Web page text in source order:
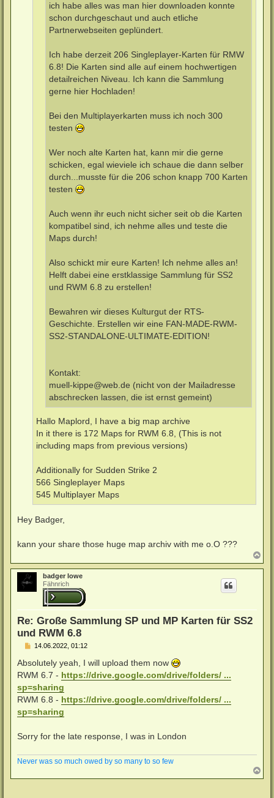
ich habe alles was man hier downloaden konnte
schon durchgeschaut und auch etliche
Partnerwebseiten geplündert.
Ich habe derzeit 206 Singleplayer-Karten für RMW
6.8! Die Karten sind alle auf einem hochwertigen
detailreichen Niveau. Ich kann die Sammlung
gerne hier Hochladen!
Bei den Multiplayerkarten muss ich noch 300
testen
Wer noch alte Karten hat, kann mir die gerne
schicken, egal wieviele ich schaue die dann selber
durch...musste für die 206 schon knapp 700 Karten
testen
Auch wenn ihr euch nicht sicher seit ob die Karten
kompatibel sind, ich nehme alles und teste die
Maps durch!
Also schickt mir eure Karten! Ich nehme alles an!
Helft dabei eine erstklassige Sammlung für SS2
und RWM 6.8 zu erstellen!
Bewahren wir dieses Kulturgut der RTS-
Geschichte. Erstellen wir eine FAN-MADE-RWM-
SS2-STANDALONE-ULTIMATE-EDITION!
Kontakt:
muell-kippe@web.de (nicht von der Mailadresse
abschrecken lassen, die ist ernst gemeint)
Hallo Maplord, I have a big map archive
In it there is 172 Maps for RWM 6.8, (This is not
including maps from previous versions)
Additionally for Sudden Strike 2
566 Singleplayer Maps
545 Multiplayer Maps
Hey Badger,
kann your share those huge map archiv with me o.O ???
a
c
badger lowe
Fähnrich
Re: Große Sammlung SP und MP Karten für SS2
und RWM 6.8
B
i
r
a
g
14.06.2022, 01:12
Absolutely yeah, I will upload them now
RWM 6.7 - https://drive.google.com/drive/folders/ ...
sp=sharing
RWM 6.8 - https://drive.google.com/drive/folders/ ...
sp=sharing
Sorry for the late response, I was in London
Never was so much owed by so many to so few
a